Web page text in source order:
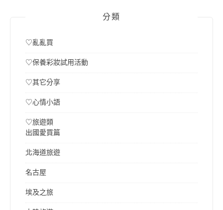
分類
♡亂亂買
♡保養彩妝試用活動
♡其它分享
♡心情小語
♡旅遊類
出國愛買篇
北海道旅遊
名古屋
埃及之旅